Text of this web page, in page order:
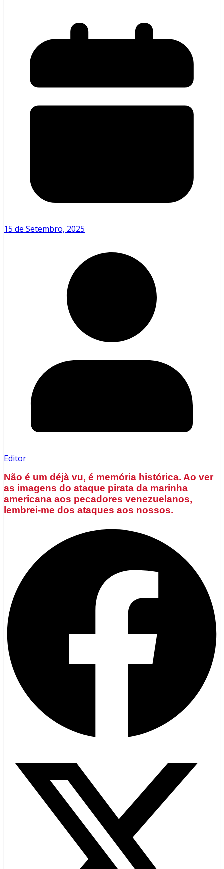
15 de Setembro, 2025
Editor
Não é um déjà vu, é memória histórica. Ao ver
as imagens do ataque pirata da marinha
americana aos pecadores venezuelanos,
lembrei-me dos ataques aos nossos.